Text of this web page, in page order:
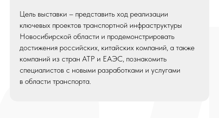
Цель выставки – представить ход реализации
ключевых проектов транспортной инфраструктуры
Новосибирской области и продемонстрировать
достижения российских, китайских компаний, а также
компаний из стран АТР и ЕАЭС, познакомить
специалистов с новыми разработками и услугами
в области транспорта.